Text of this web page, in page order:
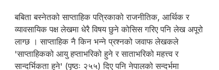
बबिता बस्नेतको साप्ताहिक पत्रिकाको राजनीतिक, आर्थिक र
व्यावसायिक पक्ष लेखमा धेरै विषय छुने कोसिस गरिए पनि लेख अपूरो
लाग्छ । साप्ताहिक नै किन भन्ने प्रश्नको जवाफ लेखकले
'साप्ताहिकको आयु हप्ताभरिको हुने र साताभरिको महत्त्व र
सान्दर्भिकता हुने' (पृष्ठः २५५) दिए पनि नेपालको सन्दर्भमा